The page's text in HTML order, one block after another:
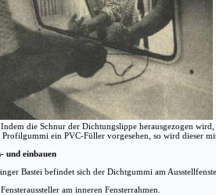
die Schnur der Dichtungslippe herausgezogen
ein PVC-Füller vorgesehen, so wird dieser
und einbauen
Bastei befindet sich der Dichtgummi am
am inneren Fensterrahmen.